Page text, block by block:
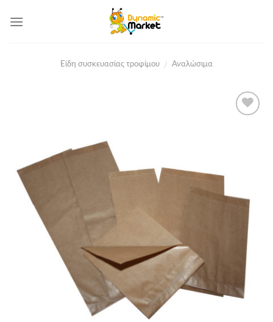
Είδη συσκευασίας τροφίμου / Αναλώσιμα